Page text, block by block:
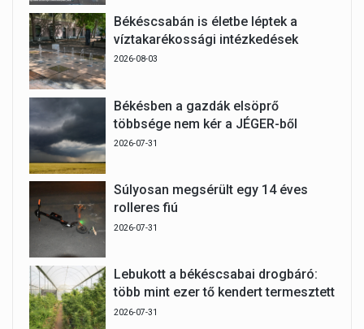
Békéscsabán is életbe léptek a
víztakarékossági intézkedések
2026-08-03
Békésben a gazdák elsöprő
többsége nem kér a JÉGER-ből
2026-07-31
Súlyosan megsérült egy 14 éves
rolleres fiú
2026-07-31
Lebukott a békéscsabai drogbáró:
több mint ezer tő kendert termesztett
2026-07-31